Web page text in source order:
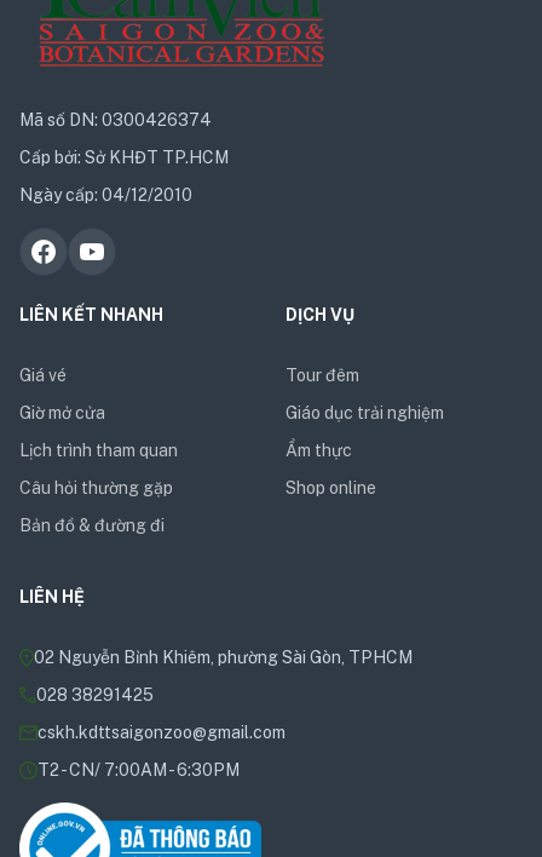
Mã số DN: 0300426374
Cấp bởi: Sở KHĐT TP.HCM
Ngày cấp: 04/12/2010
LIÊN KẾT NHANH
Giá vé
Giờ mở cửa
Lịch trình tham quan
Câu hỏi thường gặp
Bản đồ & đường đi
DỊCH VỤ
Tour đêm
Giáo dục trải nghiệm
Ẩm thực
Shop online
LIÊN HỆ
02 Nguyễn Bỉnh Khiêm, phường Sài Gòn, TPHCM
028 38291425
cskh.kdttsaigonzoo@gmail.com
T2 - CN/ 7:00AM - 6:30PM